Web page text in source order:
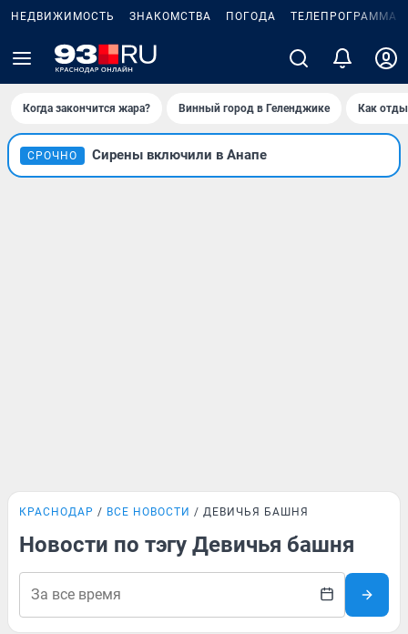
НЕДВИЖИМОСТЬ ЗНАКОМСТВА ПОГОДА ТЕЛЕПРОГРАММА
Когда закончится жара? Винный город в Геленджике Как
СРОЧНО Сирены включили в Анапе
КРАСНОДАР ВСЕ НОВОСТИ ДЕВИЧЬЯ БАШНЯ
Новости по тэгу Девичья башня